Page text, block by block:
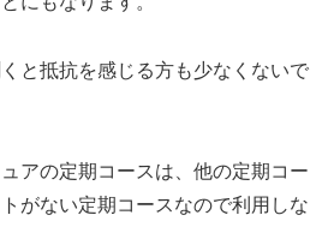
と抵抗を感じる方も少なくないで
アの定期コースは、他の定期コー
がない定期コースなので利用しな